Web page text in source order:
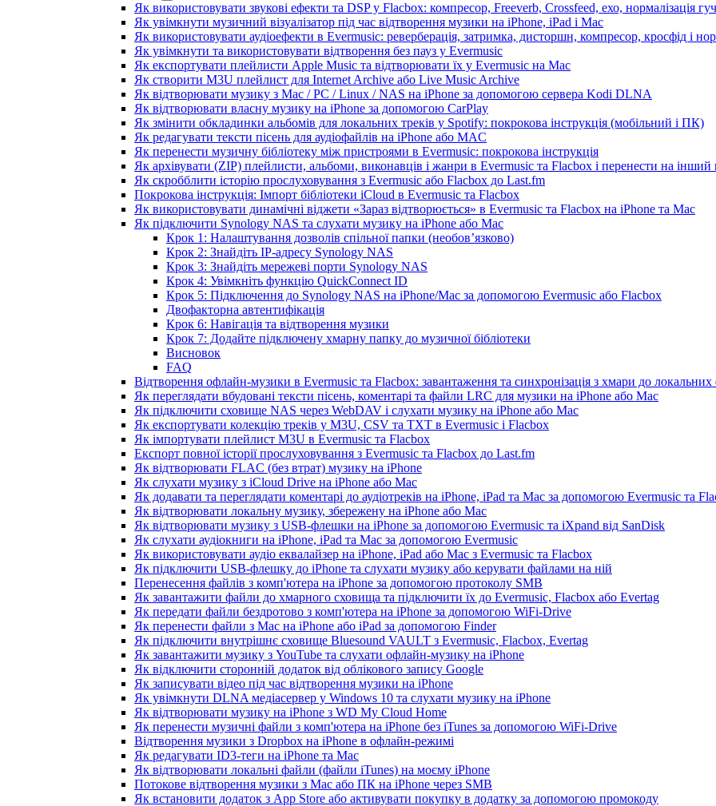
Як використовувати звукові ефекти та DSP у Flacbox: компресор, Freeverb, Crossfeed, ехо, нормалізація
Як увімкнути музичний візуалізатор під час відтворення музики на iPhone, iPad і Mac
Як використовувати аудіоефекти в Evermusic: реверберація, затримка, дисторшн, компресор, кросфід і
Як увімкнути та використовувати відтворення без пауз у Evermusic
Як експортувати плейлисти Apple Music та відтворювати їх у Evermusic на Mac
Як створити M3U плейлист для Internet Archive або Live Music Archive
Як відтворювати музику з Mac / PC / Linux / NAS на iPhone за допомогою сервера Kodi DLNA
Як відтворювати власну музику на iPhone за допомогою CarPlay
Як змінити обкладинки альбомів для локальних треків у Spotify: покрокова інструкція (мобільний і ПК)
Як редагувати тексти пісень для аудіофайлів на iPhone або MAC
Як перенести музичну бібліотеку між пристроями в Evermusic: покрокова інструкція
Як архівувати (ZIP) плейлисти, альбоми, виконавців і жанри в Evermusic та Flacbox і перенести на інший
Як скробблити історію прослуховування з Evermusic або Flacbox до Last.fm
Покрокова інструкція: Імпорт бібліотеки iCloud в Evermusic та Flacbox
Як використовувати динамічні віджети «Зараз відтворюється» в Evermusic та Flacbox на iPhone та Mac
Як підключити Synology NAS та слухати музику на iPhone або Mac
Крок 1: Налаштування дозволів спільної папки (необов’язково)
Крок 2: Знайдіть IP-адресу Synology NAS
Крок 3: Знайдіть мережеві порти Synology NAS
Крок 4: Увімкніть функцію QuickConnect ID
Крок 5: Підключення до Synology NAS на iPhone/Mac за допомогою Evermusic або Flacbox
Двофакторна автентифікація
Крок 6: Навігація та відтворення музики
Крок 7: Додайте підключену хмарну папку до музичної бібліотеки
Висновок
FAQ
Відтворення офлайн-музики в Evermusic та Flacbox: завантаження та синхронізація з хмари до локальних
Як переглядати вбудовані тексти пісень, коментарі та файли LRC для музики на iPhone або Mac
Як підключити сховище NAS через WebDAV і слухати музику на iPhone або Mac
Як експортувати колекцію треків у M3U, CSV та TXT в Evermusic і Flacbox
Як імпортувати плейлист M3U в Evermusic та Flacbox
Експорт повної історії прослуховування з Evermusic та Flacbox до Last.fm
Як відтворювати FLAC (без втрат) музику на iPhone
Як слухати музику з iCloud Drive на iPhone або Mac
Як додавати та переглядати коментарі до аудіотреків на iPhone, iPad та Mac за допомогою Evermusic та
Як відтворювати локальну музику, збережену на iPhone або Mac
Як відтворювати музику з USB-флешки на iPhone за допомогою Evermusic та iXpand від SanDisk
Як слухати аудіокниги на iPhone, iPad та Mac за допомогою Evermusic
Як використовувати аудіо еквалайзер на iPhone, iPad або Mac з Evermusic та Flacbox
Як підключити USB-флешку до iPhone та слухати музику або керувати файлами на ній
Перенесення файлів з комп'ютера на iPhone за допомогою протоколу SMB
Як завантажити файли до хмарного сховища та підключити їх до Evermusic, Flacbox або Evertag
Як передати файли бездротово з комп'ютера на iPhone за допомогою WiFi-Drive
Як перенести файли з Mac на iPhone або iPad за допомогою Finder
Як підключити внутрішнє сховище Bluesound VAULT з Evermusic, Flacbox, Evertag
Як завантажити музику з YouTube та слухати офлайн-музику на iPhone
Як відключити сторонній додаток від облікового запису Google
Як записувати відео під час відтворення музики на iPhone
Як увімкнути DLNA медіасервер у Windows 10 та слухати музику на iPhone
Як відтворювати музику на iPhone з WD My Cloud Home
Як перенести музичні файли з комп'ютера на iPhone без iTunes за допомогою WiFi-Drive
Відтворення музики з Dropbox на iPhone в офлайн-режимі
Як редагувати ID3-теги на iPhone та Mac
Як відтворювати локальні файли (файли iTunes) на моєму iPhone
Потокове відтворення музики з Mac або ПК на iPhone через SMB
Як встановити додаток з App Store або активувати покупку в додатку за допомогою промокоду